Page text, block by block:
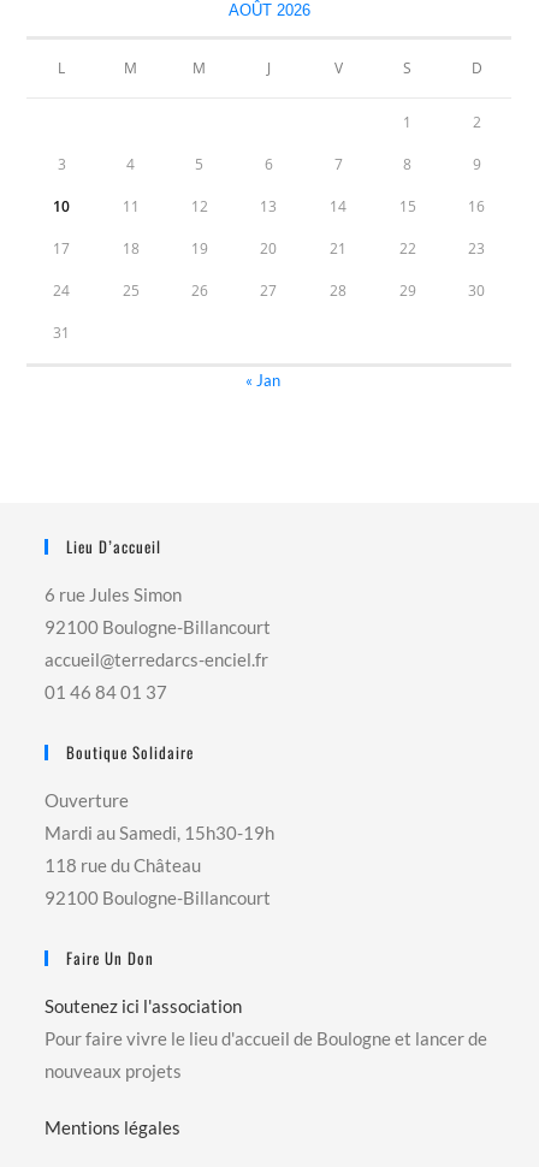
AOÛT 2026
L M M J V S D
1 2
3 4 5 6 7 8 9
10 11 12 13 14 15 16
17 18 19 20 21 22 23
24 25 26 27 28 29 30
31
« Jan
Lieu D’accueil
6 rue Jules Simon
92100 Boulogne-Billancourt
accueil@terredarcs-enciel.fr
01 46 84 01 37
Boutique Solidaire
Ouverture
Mardi au Samedi, 15h30-19h
118 rue du Château
92100 Boulogne-Billancourt
Faire Un Don
Soutenez ici l'association
Pour faire vivre le lieu d'accueil de Boulogne et lancer de
nouveaux projets
Mentions légales